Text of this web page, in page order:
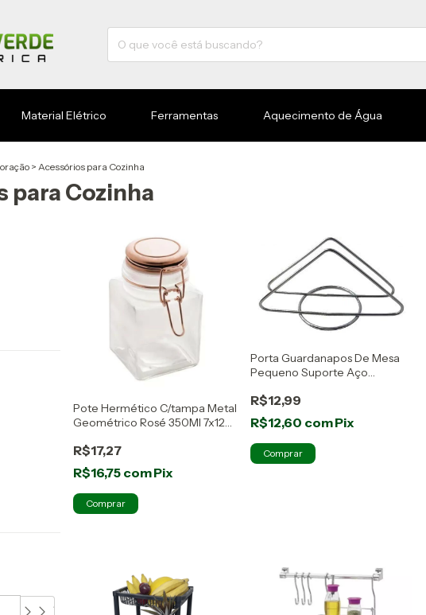
Material Elétrico Ferramentas Aquecimento de Água
> Acessórios para Cozinha
para Cozinha
Pote Hermético C/tampa Metal
Geométrico Rosé 350Ml 7x12
R$17,27
R$16,75 comPix
Comprar
Porta Guardanapos De Mesa
Pequeno Suporte Aço
R$12,99
R$12,60 comPix